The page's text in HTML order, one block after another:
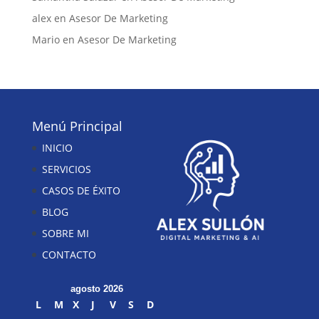
alexen Asesor De Marketing
Marioen Asesor De Marketing
Menú Principal
INICIO
SERVICIOS
CASOS DE ÉXITO
BLOG
SOBRE MI
CONTACTO
agosto 2026
L M X J V S
D